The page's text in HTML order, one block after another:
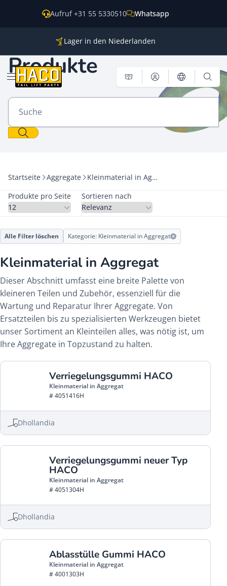
Lager in den Niederlanden
Weltweite Versendung
Aufruf +31 55 5330510 Whatsapp
Menü öffnen
Produkte
Suche
Startseite Aggregate
Kleinmaterial in Aggregat
Produkte pro Seite
Sortieren nach
Alle Filter löschen Kategorie: Kleinmaterial in Aggregat
Kleinmaterial in Aggregat
Dieser Abschnitt umfasst eine breite Palette von
kleineren Teilen und Zubehör, essenziell für die
Wartung und Reparatur Ihrer Aggregate. Von
Ersatzteilen bis zu spezialisierten Werkzeugen bietet
unser Sortiment an Kleinteilen alles, was nötig ist, um
Ihre Aggregate in Topzustand zu halten.
Verriegelungsgummi HACO
Kleinmaterial in Aggregat
# 4051416H
Dhollandia
Verriegelungsgummi neuer Typ
HACO
Kleinmaterial in Aggregat
# 4051304H
Dhollandia
Ablasstülle Gummi HACO
Kleinmaterial in Aggregat
# 4001303H